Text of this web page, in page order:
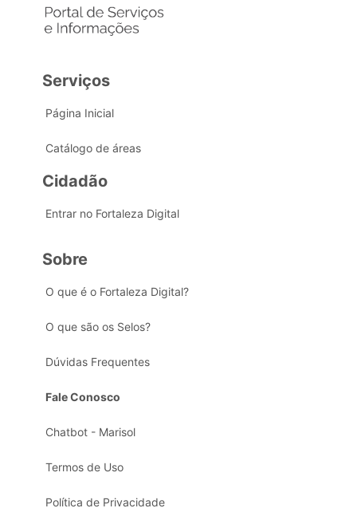
Serviços
Página Inicial
Catálogo de áreas
Cidadão
Entrar no Fortaleza Digital
Sobre
O que é o Fortaleza Digital?
O que são os Selos?
Dúvidas Frequentes
Fale Conosco
Chatbot - Marisol
Termos de Uso
Política de Privacidade